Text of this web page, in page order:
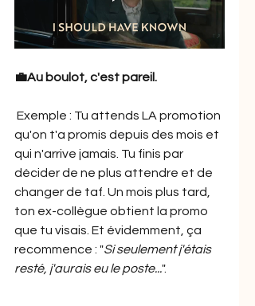
💼Au boulot, c'est pareil.
Exemple : Tu attends LA promotion
qu'on t'a promis depuis des mois et
qui n'arrive jamais. Tu finis par
décider de ne plus attendre et de
changer de taf. Un mois plus tard,
ton ex-collègue obtient la promo
que tu visais. Et évidemment, ça
recommence : "Si seulement j'étais
resté, j'aurais eu le poste...".